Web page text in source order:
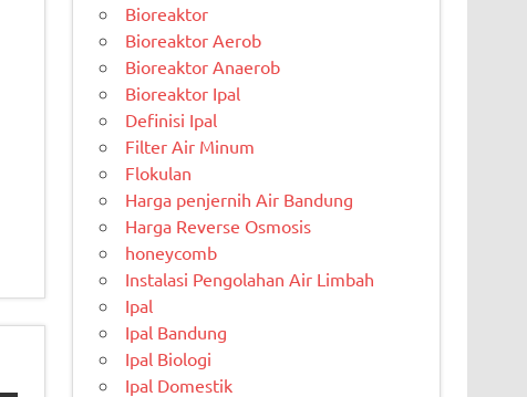
Bioreaktor
Bioreaktor Aerob
Bioreaktor Anaerob
Bioreaktor Ipal
Definisi Ipal
Filter Air Minum
Flokulan
Harga penjernih Air Bandung
Harga Reverse Osmosis
honeycomb
Instalasi Pengolahan Air Limbah
Ipal
Ipal Bandung
Ipal Biologi
Ipal Domestik